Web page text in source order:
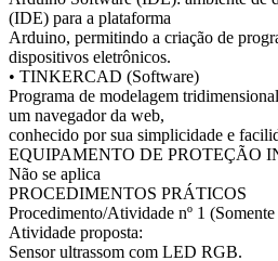
(IDE) para a plataforma
Arduino, permitindo a criação de
dispositivos eletrônicos.
• TINKERCAD (Software)
Programa de modelagem
um navegador da web,
conhecido por sua simplicidade e
EQUIPAMENTO DE PROTEÇÃO
Não se aplica
PROCEDIMENTOS PRÁTICOS
Procedimento/Atividade nº 1
Atividade proposta:
Sensor ultrassom com LED RGB.